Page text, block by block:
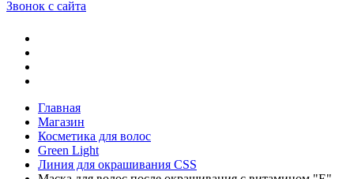
Звонок с сайта
Главная
Магазин
Косметика для волос
Green Light
Линия для окрашивания CSS